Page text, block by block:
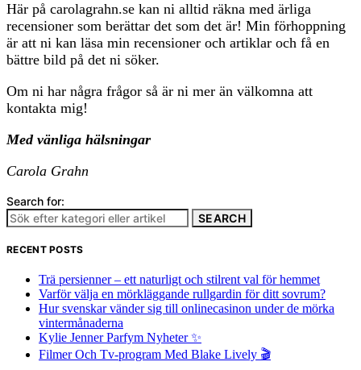
Här på carolagrahn.se kan ni alltid räkna med ärliga
recensioner som berättar det som det är! Min förhoppning
är att ni kan läsa min recensioner och artiklar och få en
bättre bild på det ni söker.
Om ni har några frågor så är ni mer än välkomna att
kontakta mig!
Med vänliga hälsningar
Carola Grahn
Search for:
SEARCH
RECENT POSTS
Trä persienner – ett naturligt och stilrent val för hemmet
Varför välja en mörkläggande rullgardin för ditt sovrum?
Hur svenskar vänder sig till onlinecasinon under de mörka
vintermånaderna
Kylie Jenner Parfym Nyheter ✨
Filmer Och Tv-program Med Blake Lively 🎬